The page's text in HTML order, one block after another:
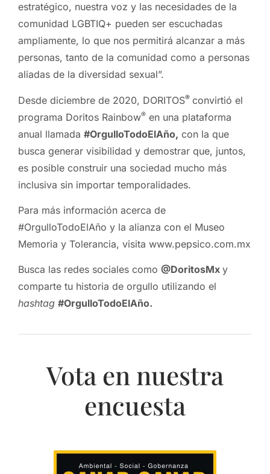
estratégico, nuestra voz y las necesidades de la
comunidad LGBTIQ+ pueden ser escuchadas
ampliamente, lo que nos permitirá alcanzar a más
personas, tanto de la comunidad como a personas
aliadas de la diversidad sexual”.
Desde diciembre de 2020, DORITOS® convirtió el
programa Doritos Rainbow® en una plataforma
anual llamada #OrgulloTodoElAño, con la que
busca generar visibilidad y demostrar que, juntos,
es posible construir una sociedad mucho más
inclusiva sin importar temporalidades.
Para más información acerca de
#OrgulloTodoElAño y la alianza con el Museo
Memoria y Tolerancia, visita www.pepsico.com.mx
Busca las redes sociales como @DoritosMx y
comparte tu historia de orgullo utilizando el
hashtag #OrgulloTodoElAño.
Vota en nuestra
encuesta